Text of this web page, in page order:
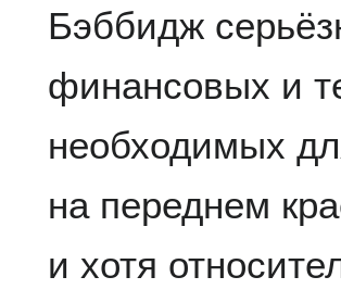
Бэббидж
финансовых и
необходимых
на переднем
и хотя